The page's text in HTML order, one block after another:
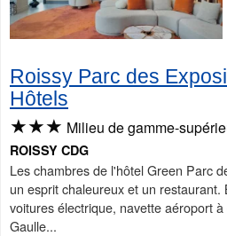
Roissy Parc des
Hôtels
★★★ Milieu de gamme-
ROISSY CDG
Les chambres de l'hôtel Green Parc
un esprit chaleureux et un
voitures électrique, navette aéroport
Gaulle...